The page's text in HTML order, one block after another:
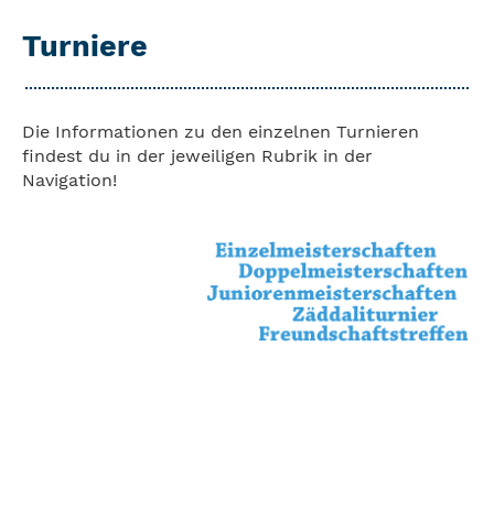
Turniere
Die Informationen zu den einzelnen Turnieren
findest du in der jeweiligen Rubrik in der
Navigation!